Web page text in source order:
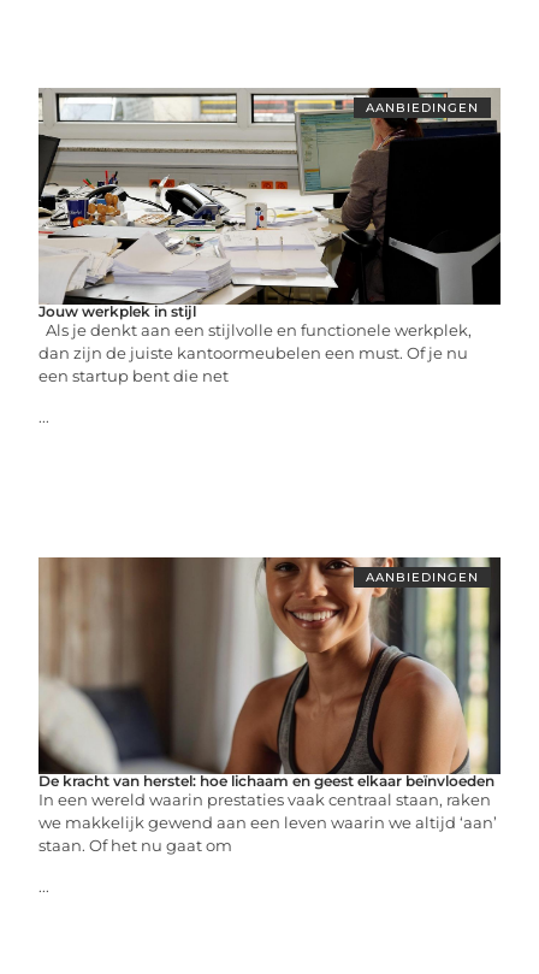
AANBIEDINGEN
Jouw werkplek in stijl
Als je denkt aan een stijlvolle en functionele werkplek,
dan zijn de juiste kantoormeubelen een must. Of je nu
een startup bent die net
...
AANBIEDINGEN
De kracht van herstel: hoe lichaam en geest elkaar beïnvloeden
In een wereld waarin prestaties vaak centraal staan, raken
we makkelijk gewend aan een leven waarin we altijd ‘aan’
staan. Of het nu gaat om
...